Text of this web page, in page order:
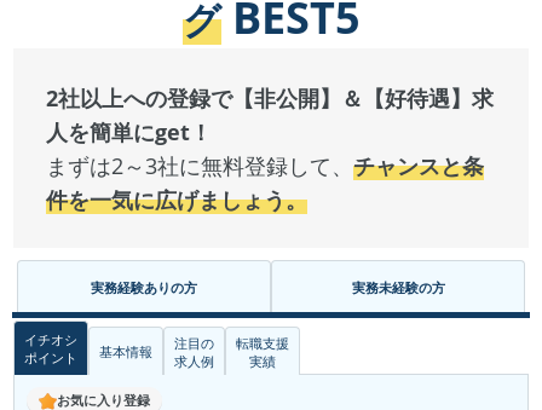
グ BEST5
2社以上への登録で【非公開】＆【好待遇】求
人を簡単にget！
まずは2～3社に無料登録して、チャンスと条
件を一気に広げましょう。
実務経験ありの方 実務未経験の方
イチオシ
ポイント
基本情報
注目の
求人例
転職支援
実績
お気に入り登録